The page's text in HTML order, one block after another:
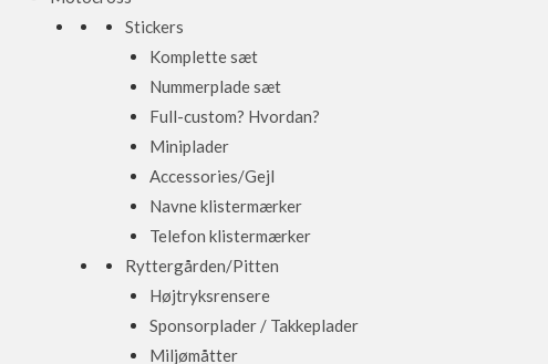
Stickers
Komplette sæt
Nummerplade sæt
Full-custom? Hvordan?
Miniplader
Accessories/Gejl
Navne klistermærker
Telefon klistermærker
Ryttergården/Pitten
Højtryksrensere
Sponsorplader / Takkeplader
Miljømåtter